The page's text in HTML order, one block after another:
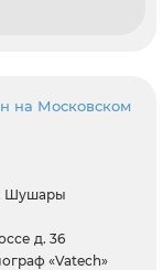
на Московском
Шушары
д. 36
«Vatech»